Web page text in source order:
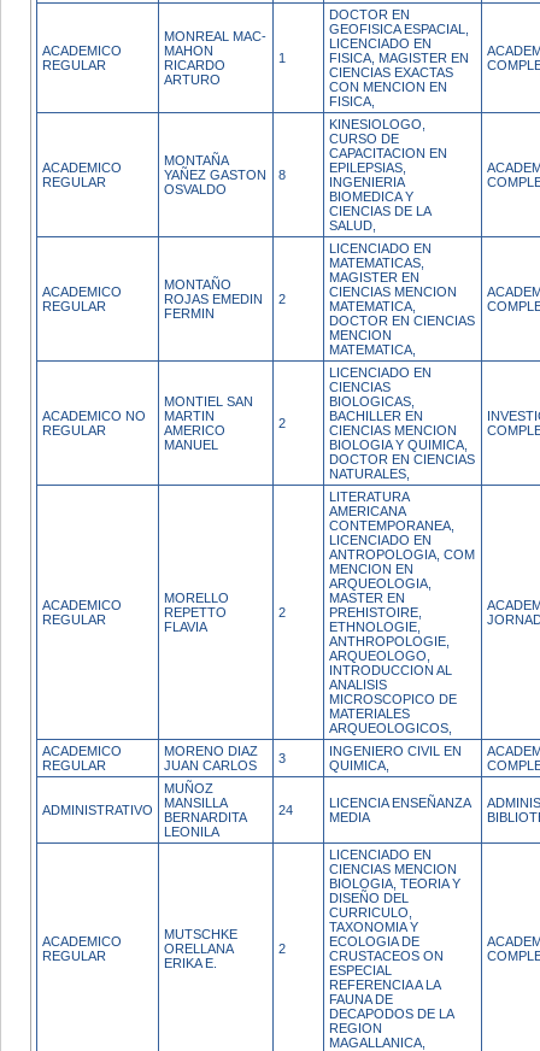
ACADEMICO
REGULAR
MONREAL MAC-
MAHON
RICARDO
ARTURO
1
DOCTOR EN
GEOFISICA ESPACIAL,
LICENCIADO EN
FISICA, MAGISTER EN
CIENCIAS EXACTAS
CON MENCION EN
FISICA,
ACADEMICO
REGULAR
MONTAÑA
YAÑEZ GASTON
OSVALDO
8
KINESIOLOGO,
CURSO DE
CAPACITACION EN
EPILEPSIAS,
INGENIERIA
BIOMEDICA Y
CIENCIAS DE LA
SALUD,
ACADEMICO
REGULAR
MONTAÑO
ROJAS EMEDIN
FERMIN
2
LICENCIADO EN
MATEMATICAS,
MAGISTER EN
CIENCIAS MENCION
MATEMATICA,
DOCTOR EN CIENCIAS
MENCION
MATEMATICA,
ACADEMICO NO
REGULAR
MONTIEL SAN
MARTIN
AMERICO
MANUEL
2
LICENCIADO EN
CIENCIAS
BIOLOGICAS,
BACHILLER EN
CIENCIAS MENCION
BIOLOGIA Y QUIMICA,
DOCTOR EN CIENCIAS
NATURALES,
ACADEMICO
REGULAR
MORELLO
REPETTO
FLAVIA
2
LITERATURA
AMERICANA
CONTEMPORANEA,
LICENCIADO EN
ANTROPOLOGIA, COM
MENCION EN
ARQUEOLOGIA,
MASTER EN
PREHISTOIRE,
ETHNOLOGIE,
ANTHROPOLOGIE,
ARQUEOLOGO,
INTRODUCCION AL
ANALISIS
MICROSCOPICO DE
MATERIALES
ARQUEOLOGICOS,
ACADEMICO
REGULAR
MORENO DIAZ
JUAN CARLOS
3
INGENIERO CIVIL EN
QUIMICA,
ADMINISTRATIVO
MUÑOZ
MANSILLA
BERNARDITA
LEONILA
24
LICENCIA ENSEÑANZA
MEDIA
ACADEMICO
REGULAR
MUTSCHKE
ORELLANA
ERIKA E.
2
LICENCIADO EN
CIENCIAS MENCION
BIOLOGIA, TEORIA Y
DISEÑO DEL
CURRICULO,
TAXONOMIA Y
ECOLOGIA DE
CRUSTACEOS ON
ESPECIAL
REFERENCIA A LA
FAUNA DE
DECAPODOS DE LA
REGION
MAGALLANICA,